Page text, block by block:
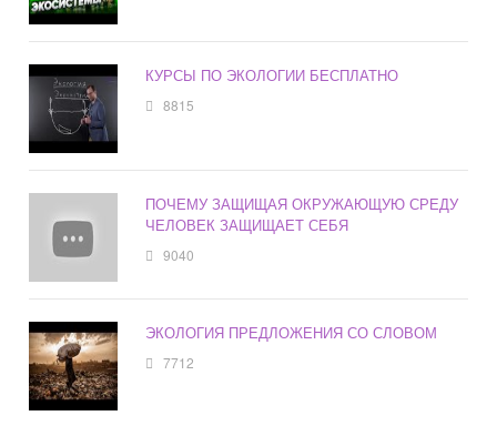
КУРСЫ ПО ЭКОЛОГИИ БЕСПЛАТНО
8815
ПОЧЕМУ ЗАЩИЩАЯ ОКРУЖАЮЩУЮ СРЕДУ
ЧЕЛОВЕК ЗАЩИЩАЕТ СЕБЯ
9040
ЭКОЛОГИЯ ПРЕДЛОЖЕНИЯ СО СЛОВОМ
7712